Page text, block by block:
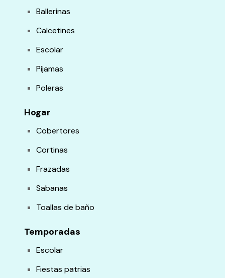
Ballerinas
Calcetines
Escolar
Pijamas
Poleras
Hogar
Cobertores
Cortinas
Frazadas
Sabanas
Toallas de baño
Temporadas
Escolar
Fiestas patrias